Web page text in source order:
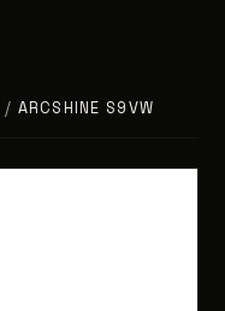
/ ARCSHINE S9VW